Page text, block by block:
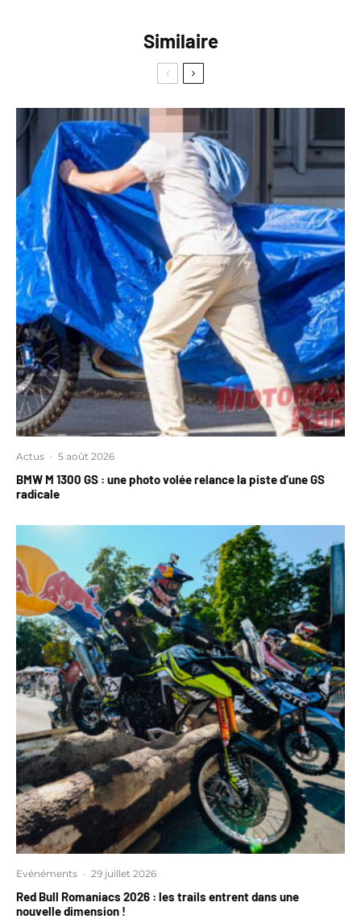
Similaire
Actus · 5 août 2026
BMW M 1300 GS : une photo volée relance la piste d’une GS
radicale
Evénéments · 29 juillet 2026
Red Bull Romaniacs 2026 : les trails entrent dans une
nouvelle dimension !